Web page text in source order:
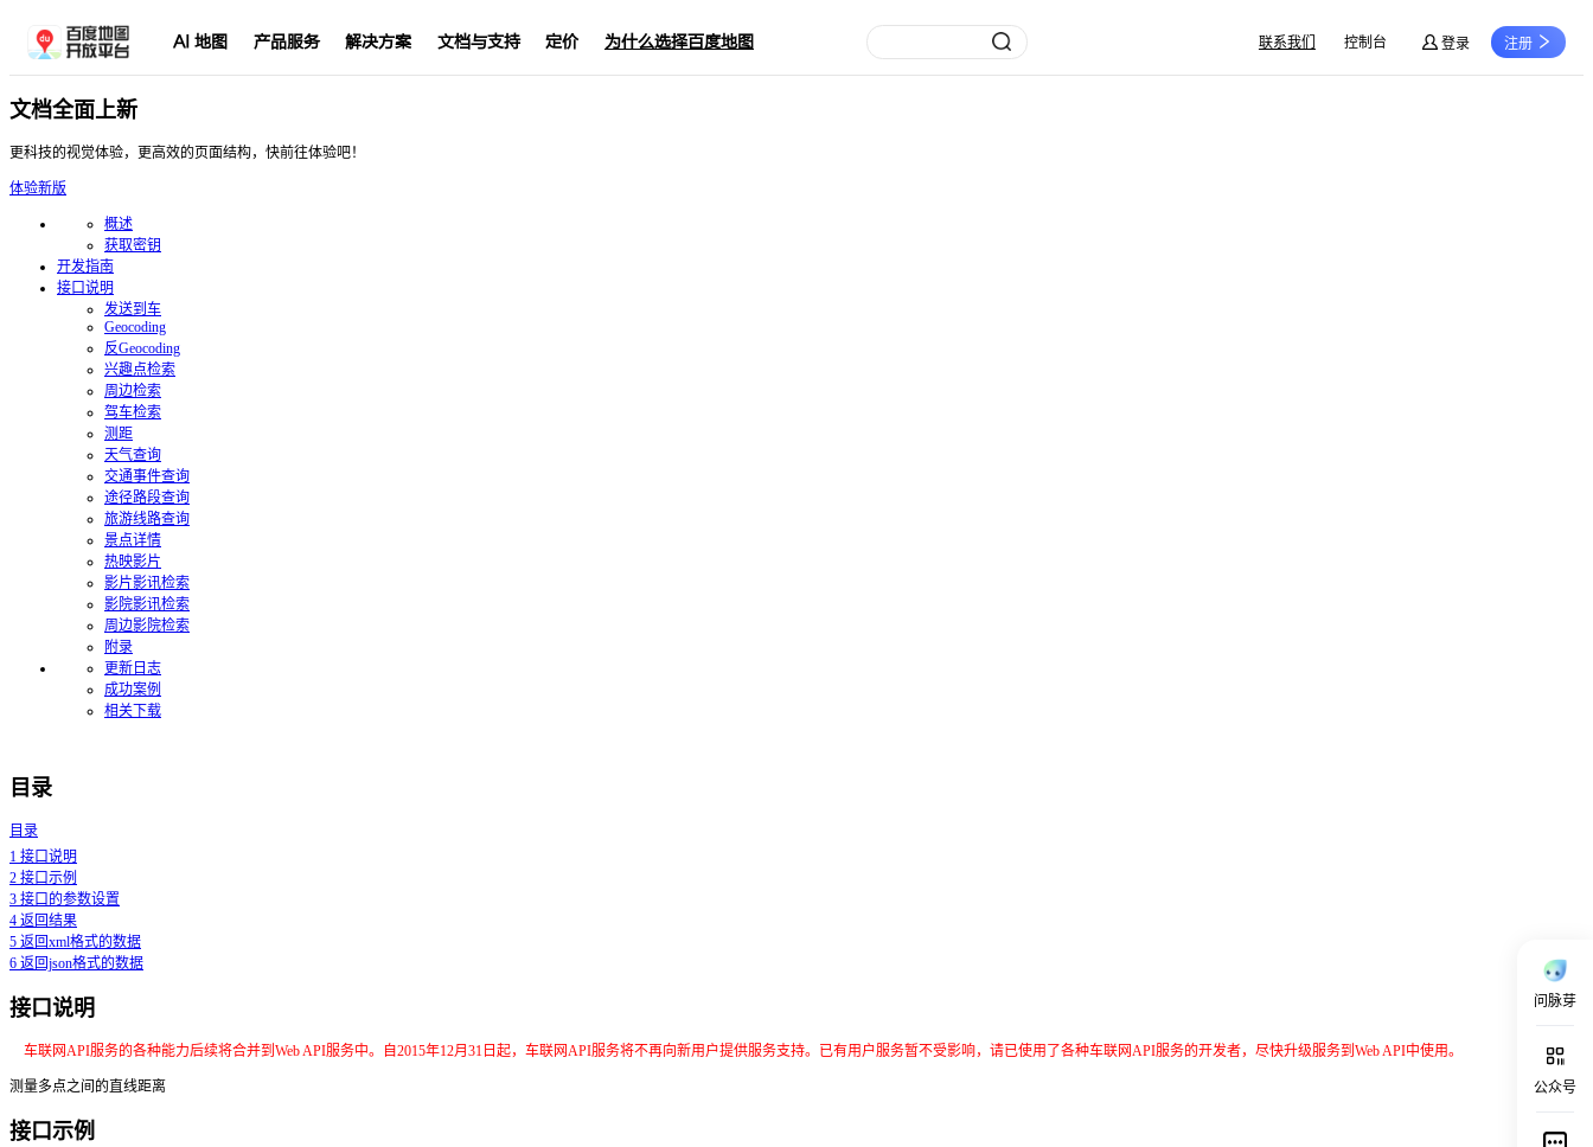
AI 地图 产品服务 解决方案 文档与支持 定价 为什么选择百度地图 联系我们 控制台 登录 注册
问脉芽
公众号
文档全面上新
更科技的视觉体验，更高效的页面结构，快前往体验吧！
体验新版
概述
获取密钥
开发指南
接口说明
发送到车
Geocoding
反Geocoding
兴趣点检索
周边检索
驾车检索
测距
天气查询
交通事件查询
途径路段查询
旅游线路查询
景点详情
热映影片
影片影讯检索
影院影讯检索
周边影院检索
附录
更新日志
成功案例
相关下载
目录
目录
1 接口说明
2 接口示例
3 接口的参数设置
4 返回结果
5 返回xml格式的数据
6 返回json格式的数据
接口说明
车联网API服务的各种能力后续将合并到Web API服务中。自2015年12月31日起，车联网API服务将不再向新用户提供服务支持。已有用户服务暂不受影响，请已使用了各种车联网API服务的开发者，尽快升级服务到Web API中使用。
测量多点之间的直线距离
接口示例